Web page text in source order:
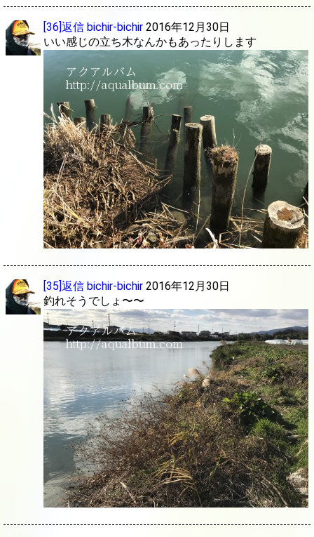
[36]返信 bichir-bichir 2016年12月30日
いい感じの立ち木なんかもあったりします
[35]返信 bichir-bichir 2016年12月30日
釣れそうでしょ〜〜